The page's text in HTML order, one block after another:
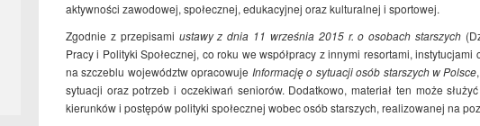
aktywności zawodowej, społecznej, edukacyjnej oraz kulturalnej i sportowej.
Zgodnie z przepisami ustawy z dnia 11 września 2015 r. o osobach starszych
Pracy i Polityki Społecznej, co roku we współpracy z innymi resortami, instytucjami
na szczeblu województw opracowuje Informację o sytuacji osób starszych w Polsce
sytuacji oraz potrzeb i oczekiwań seniorów. Dodatkowo, materiał ten może
kierunków i postępów polityki społecznej wobec osób starszych, realizowanej na